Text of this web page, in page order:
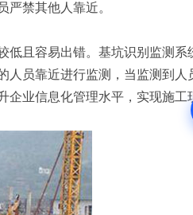
禁其他人靠近。
且容易出错。基坑识别监测系
员靠近进行监测，当监测到
业信息化管理水平，实现施工